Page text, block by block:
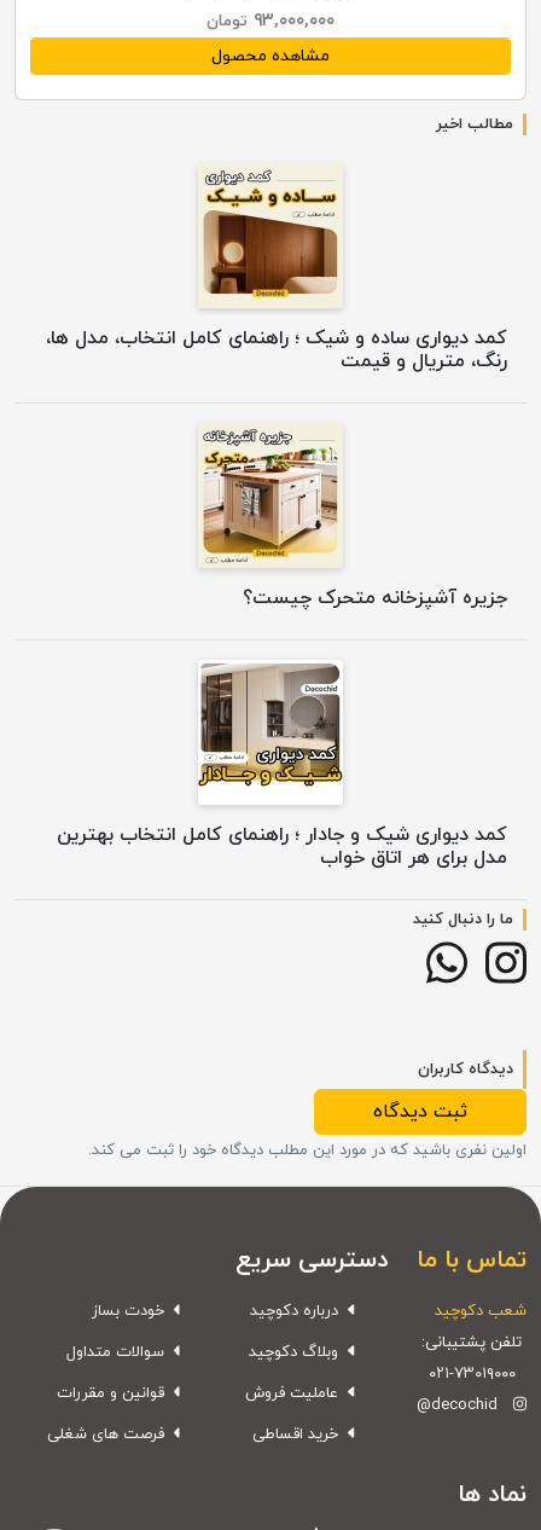
۹۳,۰۰۰,۰۰۰ تومان
مشاهده محصول
مطالب اخیر
کمد دیواری ساده و شیک ؛ راهنمای کامل انتخاب، مدل ها،
رنگ، متریال و قیمت
جزیره آشپزخانه متحرک چیست؟
کمد دیواری شیک و جادار ؛ راهنمای کامل انتخاب بهترین
مدل برای هر اتاق خواب
ما را دنبال کنید
دیدگاه کاربران
ثبت دیدگاه
اولین نفری باشید که در مورد این مطلب دیدگاه خود را ثبت می کند.
تماس با ما
شعب دکوچید
تلفن پشتیبانی:
۰۲۱-۷۳۰۱۹۰۰۰
@decochid
دسترسی سریع
درباره دکوچید
وبلاگ دکوچید
عاملیت فروش
خرید اقساطی
خودت بساز
سوالات متداول
قوانین و مقررات
فرصت های شغلی
نماد ها